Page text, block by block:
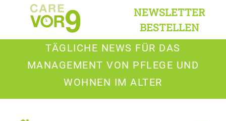
NEWSLETTER
BESTELLEN
TÄGLICHE NEWS FÜR DAS
MANAGEMENT VON PFLEGE UND
WOHNEN IM ALTER